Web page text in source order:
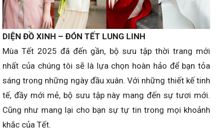
DIỆN ĐỒ XINH – ĐÓN TẾT LUNG LINH
Mùa Tết 2025 đã đến gần, bộ sưu tập thời trang mới
nhất của chúng tôi sẽ là lựa chọn hoàn hảo để bạn tỏa
sáng trong những ngày đầu xuân. Với những thiết kế tinh
tế, đầy mới mẻ, bộ sưu tập này mang đến sự tươi mới.
Cũng như mang lại cho bạn sự tự tin trong mọi khoảnh
khắc của Tết.